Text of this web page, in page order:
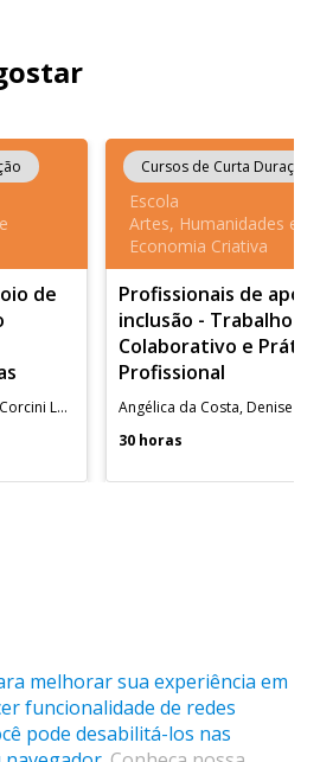
de
Angelica da Costa Maura Corcini Lopes
Cursos de Curta Duração
Escola
Artes, Humanidades e
Economia Criativa
Profissionais de
inclusão - Trabalho
Colaborativo e
Profissional
30 horas
mas algumas atividades são
melhorar sua experiência em
funcionalidade de redes
pode desabilitá-los nas